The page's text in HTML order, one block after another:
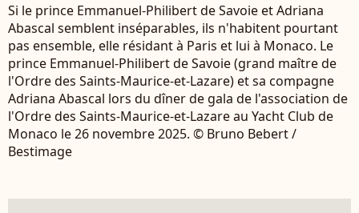
Si le prince Emmanuel-Philibert de Savoie et Adriana
Abascal semblent inséparables, ils n'habitent pourtant
pas ensemble, elle résidant à Paris et lui à Monaco. Le
prince Emmanuel-Philibert de Savoie (grand maître de
l'Ordre des Saints-Maurice-et-Lazare) et sa compagne
Adriana Abascal lors du dîner de gala de l'association de
l'Ordre des Saints-Maurice-et-Lazare au Yacht Club de
Monaco le 26 novembre 2025. © Bruno Bebert /
Bestimage